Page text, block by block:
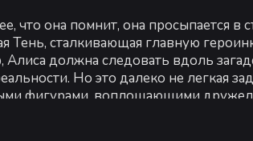
она помнит, она просыпается в
Тень, сталкивающая главную
должна следовать вдоль
Но это далеко не легкая
фигурами, воплощающими
доблесть. Она должна
Темных земель!
9.0
1 GB